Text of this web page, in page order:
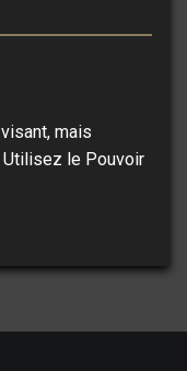
mais
Utilisez le Pouvoir